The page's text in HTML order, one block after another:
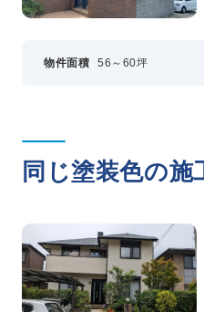
物件面積 56～60坪
同じ塗装色の施